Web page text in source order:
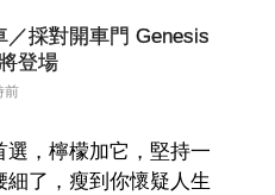
／採對開車門 Genesis
登場
前
選，檸檬加它，堅持一
細了，瘦到你懷疑人生